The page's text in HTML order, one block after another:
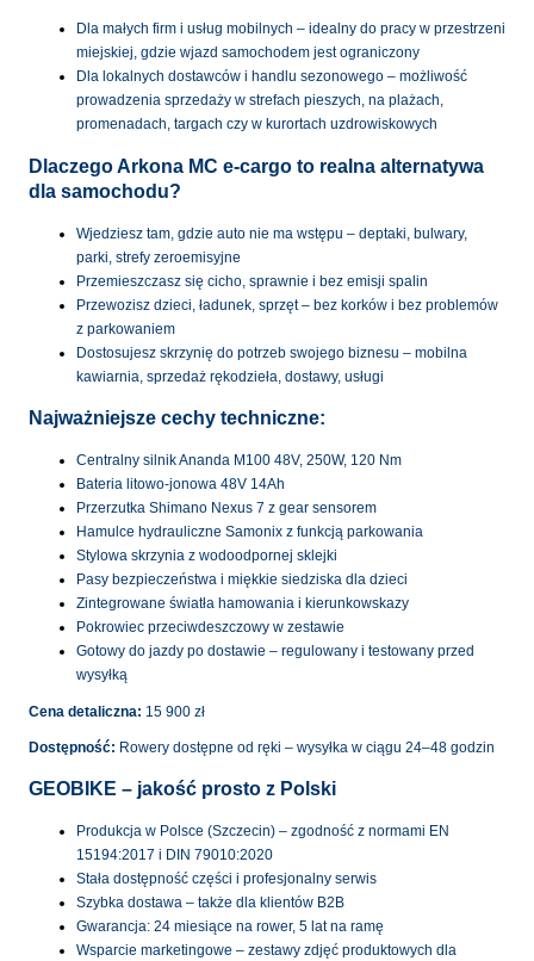
Dla małych firm i usług mobilnych – idealny do pracy w przestrzeni
miejskiej, gdzie wjazd samochodem jest ograniczony
Dla lokalnych dostawców i handlu sezonowego – możliwość
prowadzenia sprzedaży w strefach pieszych, na plażach,
promenadach, targach czy w kurortach uzdrowiskowych
Dlaczego Arkona MC e-cargo to realna alternatywa
dla samochodu?
Wjedziesz tam, gdzie auto nie ma wstępu – deptaki, bulwary,
parki, strefy zeroemisyjne
Przemieszczasz się cicho, sprawnie i bez emisji spalin
Przewozisz dzieci, ładunek, sprzęt – bez korków i bez problemów
z parkowaniem
Dostosujesz skrzynię do potrzeb swojego biznesu – mobilna
kawiarnia, sprzedaż rękodzieła, dostawy, usługi
Najważniejsze cechy techniczne:
Centralny silnik Ananda M100 48V, 250W, 120 Nm
Bateria litowo-jonowa 48V 14Ah
Przerzutka Shimano Nexus 7 z gear sensorem
Hamulce hydrauliczne Samonix z funkcją parkowania
Stylowa skrzynia z wodoodpornej sklejki
Pasy bezpieczeństwa i miękkie siedziska dla dzieci
Zintegrowane światła hamowania i kierunkowskazy
Pokrowiec przeciwdeszczowy w zestawie
Gotowy do jazdy po dostawie – regulowany i testowany przed
wysyłką
Cena detaliczna: 15 900 zł
Dostępność: Rowery dostępne od ręki – wysyłka w ciągu 24–48 godzin
GEOBIKE – jakość prosto z Polski
Produkcja w Polsce (Szczecin) – zgodność z normami EN
15194:2017 i DIN 79010:2020
Stała dostępność części i profesjonalny serwis
Szybka dostawa – także dla klientów B2B
Gwarancja: 24 miesiące na rower, 5 lat na ramę
Wsparcie marketingowe – zestawy zdjęć produktowych dla